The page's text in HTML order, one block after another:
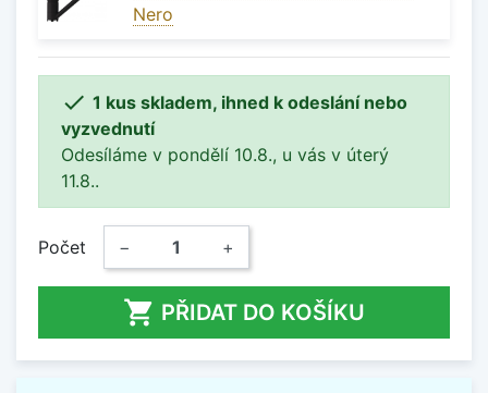
Nero
 1 kus skladem, ihned k odeslání nebo
vyzvednutí
Odesíláme v pondělí 10.8., u vás v úterý
11.8..
Počet − +
 PŘIDAT DO KOŠÍKU